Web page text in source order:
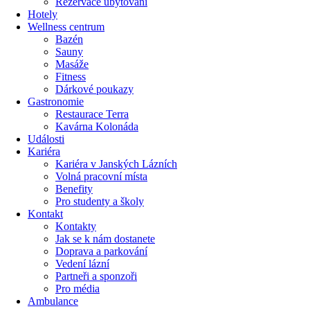
Hotely
Wellness centrum
Bazén
Sauny
Masáže
Fitness
Dárkové poukazy​
Gastronomie
Restaurace Terra
Kavárna Kolonáda
Události
Kariéra
Kariéra v Janských Lázních
Volná pracovní místa
Benefity
Pro studenty a školy
Kontakt
Kontakty
Jak se k nám dostanete
Doprava a parkování
Vedení lázní
Partneři a sponzoři
Pro média
Ambulance